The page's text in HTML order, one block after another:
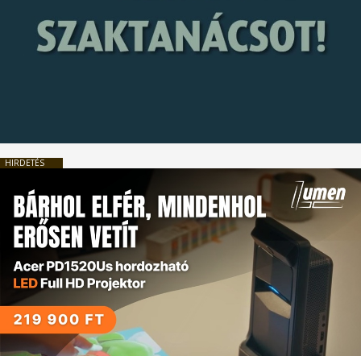
HIRDETÉS